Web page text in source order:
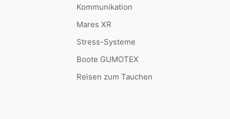
Kommunikation
Mares XR
Stress-Systeme
Boote GUMOTEX
Reisen zum Tauchen